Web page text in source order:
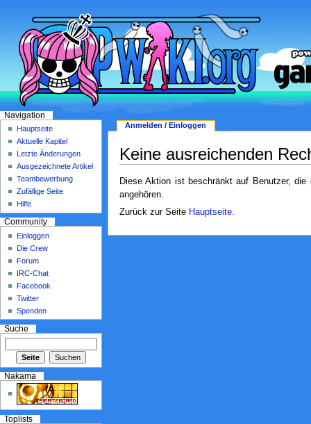
Keine ausreichenden
Diese Aktion ist beschränkt auf Benutzer, die
angehören.
Zurück zur Seite Hauptseite.
Anmelden / Einloggen
Navigation
Hauptseite
Aktuelle Kapitel
Letzte Änderungen
Ausgezeichnete Artikel
Teambewerbung
Zufällige Seite
Hilfe
Community
Einloggen
Die Crew
Forum
IRC-Chat
Facebook
Twitter
Spenden
Suche
Nakama
Toplists